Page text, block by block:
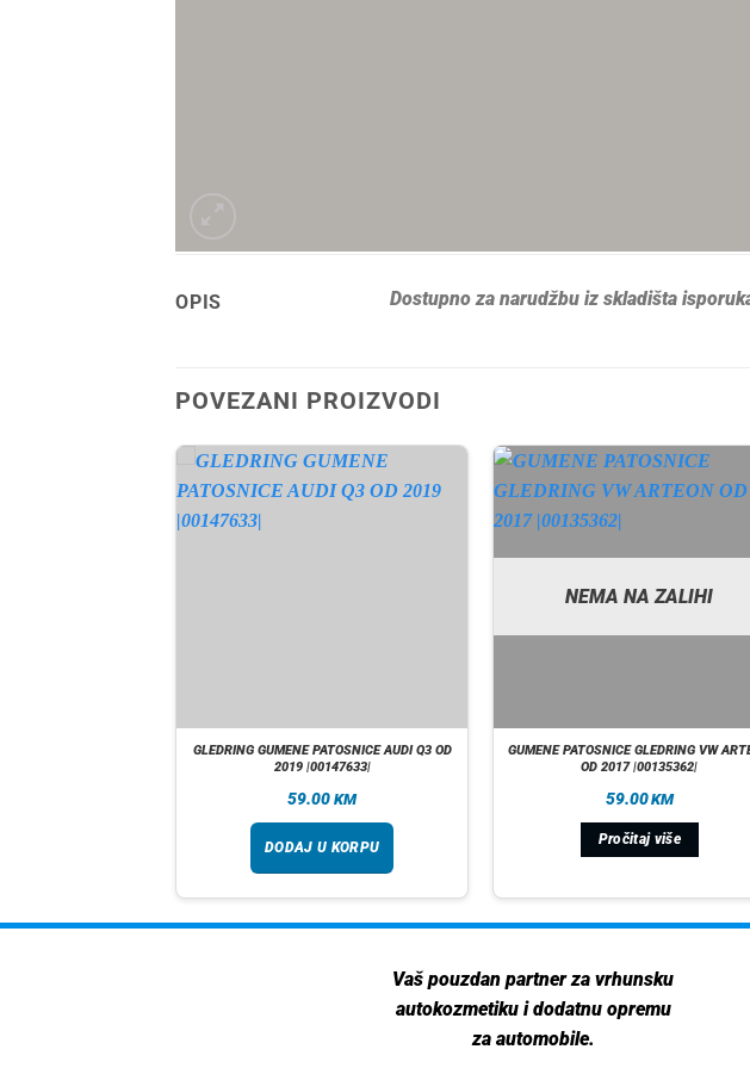
OPIS Dostupno za narudžbu iz skladišta
POVEZANI PROIZVODI
GLEDRING GUMENE PATOSNICE AUDI Q3 OD
2019 |00147633|
59.00 KM
DODAJ U KORPU
NEMA NA ZALIHI
GUMENE PATOSNICE GLEDRING VW
OD 2017 |00135362|
59.00KM
Pročitaj više
Vaš pouzdan partner za vrhunsku
autokozmetiku i dodatnu opremu
za automobile.